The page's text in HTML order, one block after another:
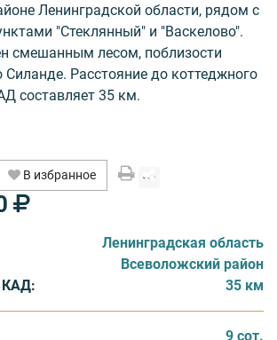
Ленинградской области, рядом с
"Стеклянный" и "Васкелово".
смешанным лесом, поблизости
Силанде. Расстояние до коттеджного
составляет 35 км.
коттеджного поселка 100 Га.
в 4 очереди, участки 1 очереди
участки 2 и 3 очереди, без
от 9 до 40 соток. Цена за сотку
будет подведена электроэнергия и
Partik Land огорожен по
Невдалеке расположены
В избранное
Ленинградская область
Всеволожский район
КАД:
35 км
9 сот.